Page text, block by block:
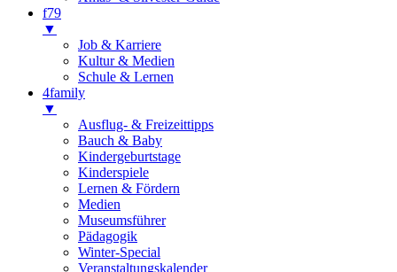
f79
▼
Job & Karriere
Kultur & Medien
Schule & Lernen
4family
▼
Ausflug- & Freizeittipps
Bauch & Baby
Kindergeburtstage
Kinderspiele
Lernen & Fördern
Medien
Museumsführer
Pädagogik
Winter-Special
Veranstaltungskalender